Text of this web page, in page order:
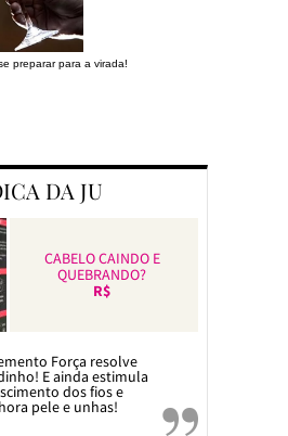
preparar para a virada!
DA JU
CABELO CAINDO E
QUEBRANDO?
R$
Força resolve
E ainda estimula
dos fios e
pele e unhas!